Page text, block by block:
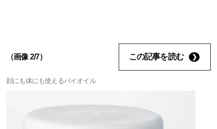
（画像 2/7） この記事を読む
顔にも体にも使えるバイオイル